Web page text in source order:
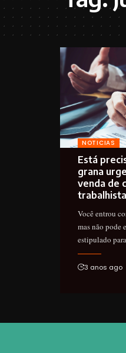
NOTICIAS
Está
grana
venda de
Você entrou
mas não pode
estipulado
3 anos ago